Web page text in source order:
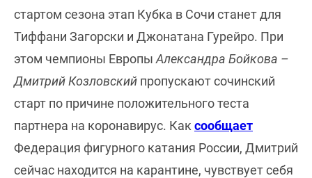
стартом сезона этап Кубка в Сочи станет для
Тиффани Загорски и Джонатана Гурейро. При
этом чемпионы Европы Александра Бойкова –
Дмитрий Козловский пропускают сочинский
старт по причине положительного теста
партнера на коронавирус. Как сообщает
Федерация фигурного катания России, Дмитрий
сейчас находится на карантине, чувствует себя